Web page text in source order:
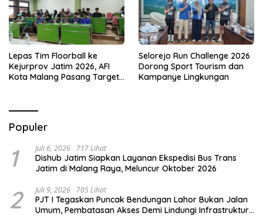
Lepas Tim Floorball ke
Kejurprov Jatim 2026, AFI
Kota Malang Pasang Target
Selorejo Run Challenge 2026
Dorong Sport Tourism dan
Kampanye Lingkungan
Populer
1 Juli 6, 2026 717 Lihat
Dishub Jatim Siapkan Layanan Ekspedisi Bus Trans
Jatim di Malang Raya, Meluncur Oktober 2026
2 Juli 9, 2026 705 Lihat
PJT I Tegaskan Puncak Bendungan Lahor Bukan Jalan
Umum, Pembatasan Akses Demi Lindungi Infrastruktur